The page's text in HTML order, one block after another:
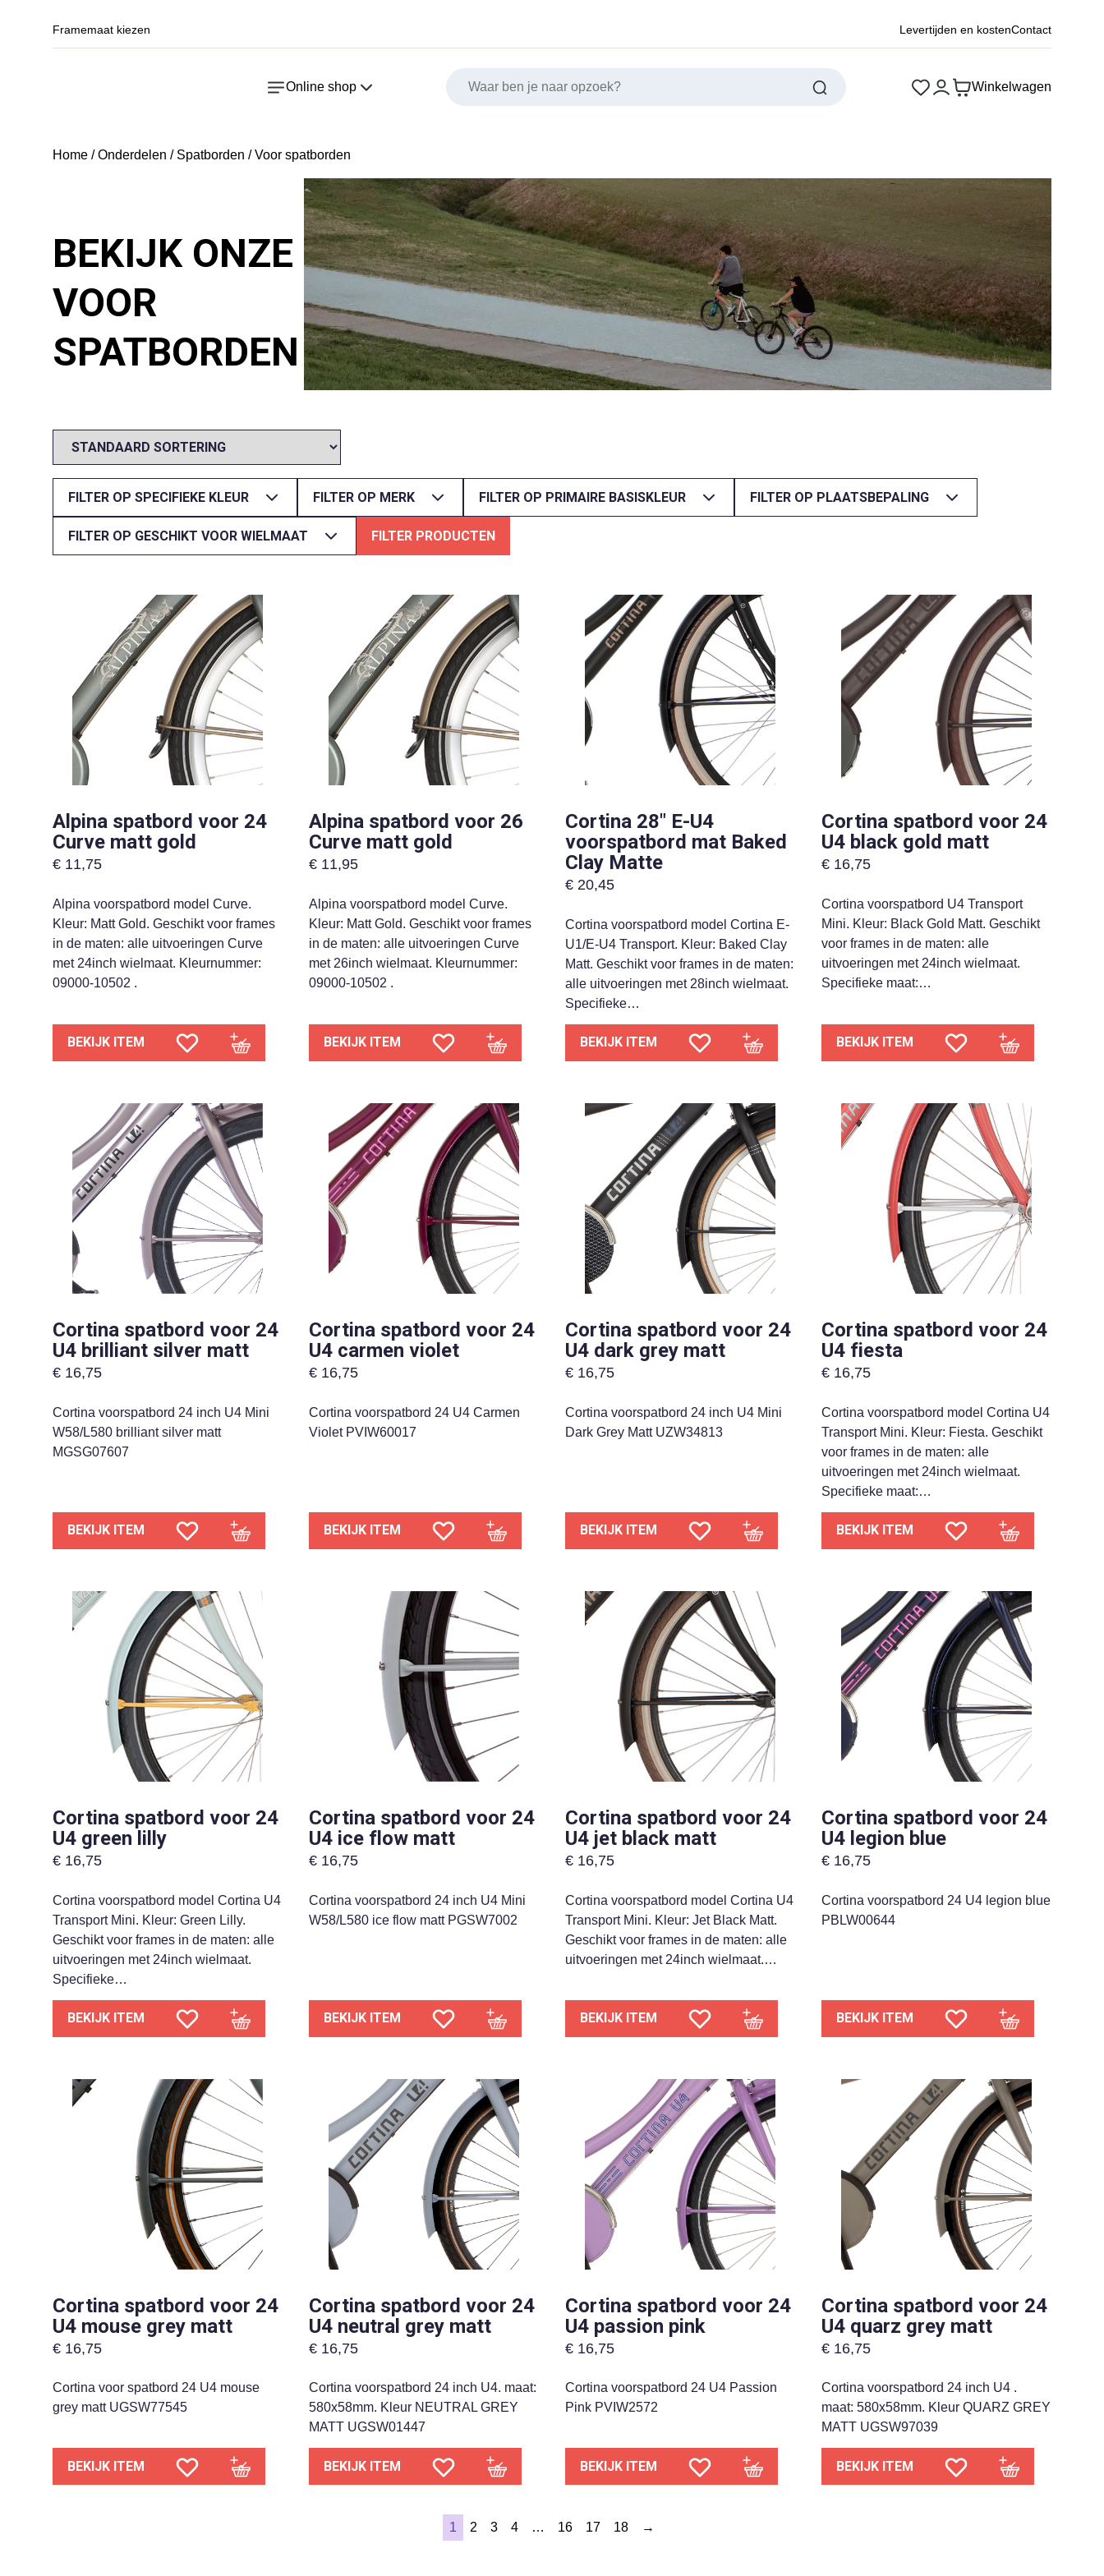
Framemaat kiezen Levertijden en kostenContact
Online shop Winkelwagen
Home /Onderdelen / Spatborden / Voor spatborden
BEKIJK ONZE
VOOR
SPATBORDEN
FILTER OP SPECIFIEKE KLEUR FILTER OP MERK FILTER OP PRIMAIRE BASISKLEUR FILTER OP PLAATSBEPALING
FILTER OP GESCHIKT VOOR WIELMAAT FILTER PRODUCTEN
Alpina spatbord voor 24
Curve matt gold
€ 11,75
Alpina voorspatbord model Curve.
Kleur: Matt Gold. Geschikt voor frames
in de maten: alle uitvoeringen Curve
met 24inch wielmaat. Kleurnummer:
09000-10502 .
BEKIJK ITEM
Alpina spatbord voor 26
Curve matt gold
€ 11,95
Alpina voorspatbord model Curve.
Kleur: Matt Gold. Geschikt voor frames
in de maten: alle uitvoeringen Curve
met 26inch wielmaat. Kleurnummer:
09000-10502 .
BEKIJK ITEM
Cortina 28″ E-U4
voorspatbord mat Baked
Clay Matte
€ 20,45
Cortina voorspatbord model Cortina E-
U1/E-U4 Transport. Kleur: Baked Clay
Matt. Geschikt voor frames in de maten:
alle uitvoeringen met 28inch wielmaat.
Specifieke…
BEKIJK ITEM
Cortina spatbord voor 24
U4 black gold matt
€ 16,75
Cortina voorspatbord U4 Transport
Mini. Kleur: Black Gold Matt. Geschikt
voor frames in de maten: alle
uitvoeringen met 24inch wielmaat.
Specifieke maat:…
BEKIJK ITEM
Cortina spatbord voor 24
U4 brilliant silver matt
€ 16,75
Cortina voorspatbord 24 inch U4 Mini
W58/L580 brilliant silver matt
MGSG07607
BEKIJK ITEM
Cortina spatbord voor 24
U4 carmen violet
€ 16,75
Cortina voorspatbord 24 U4 Carmen
Violet PVIW60017
BEKIJK ITEM
Cortina spatbord voor 24
U4 dark grey matt
€ 16,75
Cortina voorspatbord 24 inch U4 Mini
Dark Grey Matt UZW34813
BEKIJK ITEM
Cortina spatbord voor 24
U4 fiesta
€ 16,75
Cortina voorspatbord model Cortina U4
Transport Mini. Kleur: Fiesta. Geschikt
voor frames in de maten: alle
uitvoeringen met 24inch wielmaat.
Specifieke maat:…
BEKIJK ITEM
Cortina spatbord voor 24
U4 green lilly
€ 16,75
Cortina voorspatbord model Cortina U4
Transport Mini. Kleur: Green Lilly.
Geschikt voor frames in de maten: alle
uitvoeringen met 24inch wielmaat.
Specifieke…
BEKIJK ITEM
Cortina spatbord voor 24
U4 ice flow matt
€ 16,75
Cortina voorspatbord 24 inch U4 Mini
W58/L580 ice flow matt PGSW7002
BEKIJK ITEM
Cortina spatbord voor 24
U4 jet black matt
€ 16,75
Cortina voorspatbord model Cortina U4
Transport Mini. Kleur: Jet Black Matt.
Geschikt voor frames in de maten: alle
uitvoeringen met 24inch wielmaat.…
BEKIJK ITEM
Cortina spatbord voor 24
U4 legion blue
€ 16,75
Cortina voorspatbord 24 U4 legion blue
PBLW00644
BEKIJK ITEM
Cortina spatbord voor 24
U4 mouse grey matt
€ 16,75
Cortina voor spatbord 24 U4 mouse
grey matt UGSW77545
BEKIJK ITEM
Cortina spatbord voor 24
U4 neutral grey matt
€ 16,75
Cortina voorspatbord 24 inch U4. maat:
580x58mm. Kleur NEUTRAL GREY
MATT UGSW01447
BEKIJK ITEM
Cortina spatbord voor 24
U4 passion pink
€ 16,75
Cortina voorspatbord 24 U4 Passion
Pink PVIW2572
BEKIJK ITEM
Cortina spatbord voor 24
U4 quarz grey matt
€ 16,75
Cortina voorspatbord 24 inch U4 .
maat: 580x58mm. Kleur QUARZ GREY
MATT UGSW97039
BEKIJK ITEM
1 2 3 4 … 16 17 18 →